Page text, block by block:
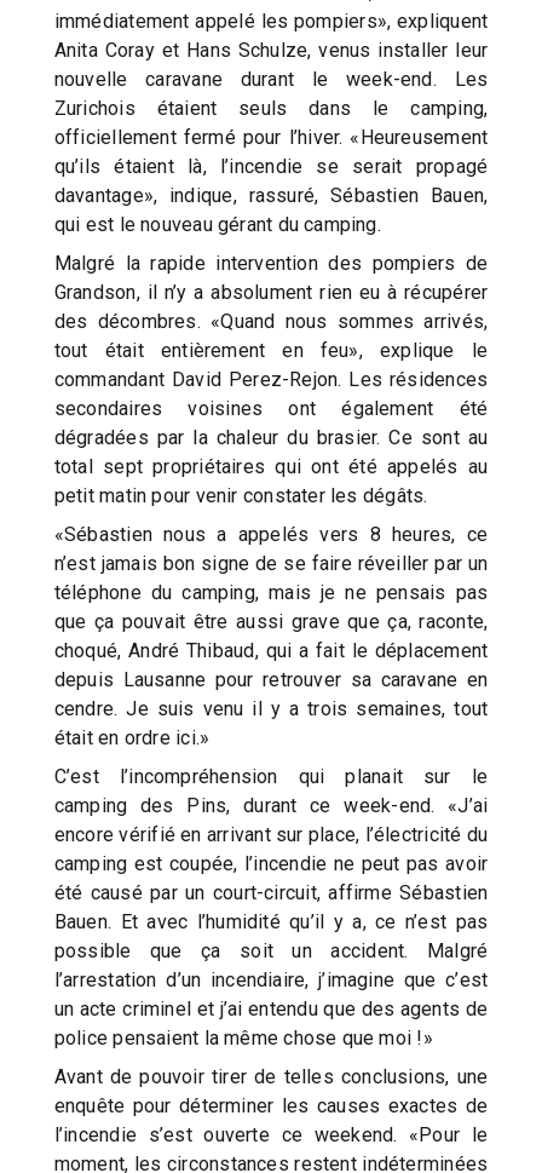
immédiatement appelé les pompiers», expliquent
Anita Coray et Hans Schulze, venus installer leur
nouvelle caravane durant le week-end. Les
Zurichois étaient seuls dans le camping,
officiellement fermé pour l’hiver. «Heureusement
qu’ils étaient là, l’incendie se serait propagé
davantage», indique, rassuré, Sébastien Bauen,
qui est le nouveau gérant du camping.
Malgré la rapide intervention des pompiers de
Grandson, il n’y a absolument rien eu à récupérer
des décombres. «Quand nous sommes arrivés,
tout était entièrement en feu», explique le
commandant David Perez-Rejon. Les résidences
secondaires voisines ont également été
dégradées par la chaleur du brasier. Ce sont au
total sept propriétaires qui ont été appelés au
petit matin pour venir constater les dégâts.
«Sébastien nous a appelés vers 8 heures, ce
n’est jamais bon signe de se faire réveiller par un
téléphone du camping, mais je ne pensais pas
que ça pouvait être aussi grave que ça, raconte,
choqué, André Thibaud, qui a fait le déplacement
depuis Lausanne pour retrouver sa caravane en
cendre. Je suis venu il y a trois semaines, tout
était en ordre ici.»
C’est l’incompréhension qui planait sur le
camping des Pins, durant ce week-end. «J’ai
encore vérifié en arrivant sur place, l’électricité du
camping est coupée, l’incendie ne peut pas avoir
été causé par un court-circuit, affirme Sébastien
Bauen. Et avec l’humidité qu’il y a, ce n’est pas
possible que ça soit un accident. Malgré
l’arrestation d’un incendiaire, j’imagine que c’est
un acte criminel et j’ai entendu que des agents de
police pensaient la même chose que moi !»
Avant de pouvoir tirer de telles conclusions, une
enquête pour déterminer les causes exactes de
l’incendie s’est ouverte ce weekend. «Pour le
moment, les circonstances restent indéterminées